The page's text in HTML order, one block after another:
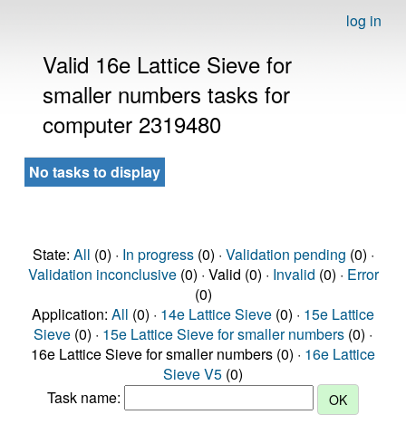
log in
Valid 16e Lattice Sieve for
smaller numbers tasks for
computer 2319480
No tasks to display
State: All (0) · In progress(0) · Validation pending (0) ·
Validation inconclusive(0) · Valid (0) · Invalid (0) · Error
(0)
Application: All (0) · 14e Lattice Sieve (0) · 15e Lattice
Sieve (0) · 15e Lattice Sieve for smaller numbers (0) ·
16e Lattice Sieve for smaller numbers (0) · 16e Lattice
Sieve V5 (0)
Task name: